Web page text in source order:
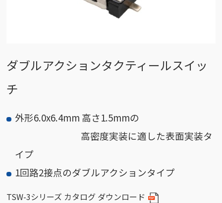
ダブルアクションタクティールスイッ
チ
外形6.0x6.4mm 高さ1.5mmの
高密度実装に適した表面実装タ
イプ
1回路2接点のダブルアクションタイプ
TSW-3シリーズ カタログ ダウンロード